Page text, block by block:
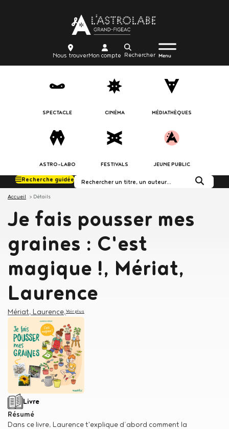
au
contenu
principal
Body
trouver
Nous trouvercompte
Mon compte
Recherche
Menu
burger
Body
icon_trigger
Menu
SPECTACLE CINÉMA MÉDIATHÈQUES
ASTRO-LABO FESTIVALS JEUNE PUBLIC
Rechercher dans le
Recherche guidée
Accueil Détails
Je fais pousser mes
graines : C'est
magique !, Mériat,
Laurence
Auteur
Mériat, Laurence,Voir plus
Type de support matériel
Livre
Résumé
Dans ce livre, Laurence t'explique d’abord comment la